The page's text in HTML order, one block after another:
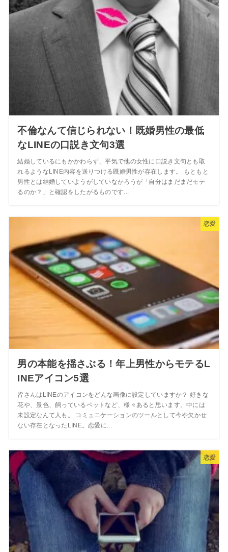
不倫なんて信じられない！既婚男性の最低
なLINEの口説き文句3選
結婚しているにもかかわらず、平気で他の女性に口説き文句とも取
れるようなLINE内容を送りつける既婚男性が存在します。 もともと
男性とは結婚していようがしていなかろうが「自分はまだまだモテ
るのか？」と確認をしたがるものです...
恋愛
男の本能を揺さぶる！年上男性からモテるL
INEアイコン5選
皆さんはLINEのアイコンをどんな画像に設定していますか？ 好きな
花や、景色、飼っているペットなど、様々あると思います。中には
未設定なんて人も。 コミュニケーションのツールとして今や欠かせ
ない存在となったLINE。恋愛に...
恋愛